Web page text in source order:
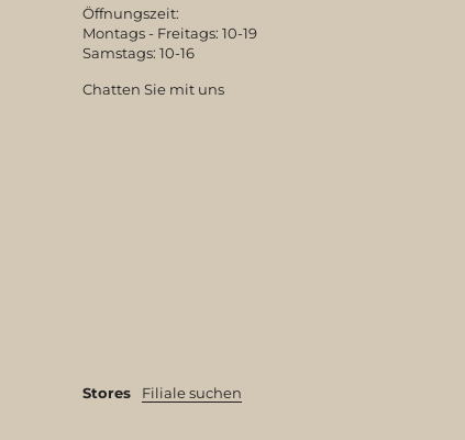
Öffnungszeit:
Montags - Freitags: 10-19
Samstags: 10-16
Chatten Sie mit uns
Stores Filiale suchen